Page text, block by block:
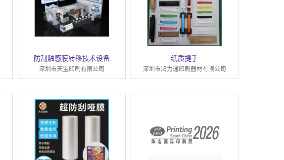
防刮触感膜转移技术设备
深圳市天宝印刷有限公司
纸质提手
深圳市鸿力通印刷器材有限公司